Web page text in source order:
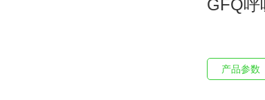
GFQ呼
产品参数